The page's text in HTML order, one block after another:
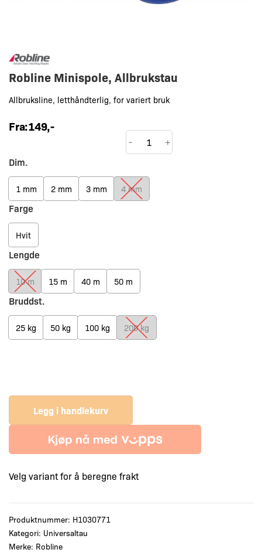
Robline Minispole, Allbrukstau
Allbruksline, letthåndterlig, for variert bruk
Fra:149,-
Robline
Minispole,
antall
- +
Dim.
1 mm 2 mm 3 mm 4 mm
Farge
Hvit
Lengde
10 m 15 m 40 m 50 m
Bruddst.
25 kg 50 kg 100 kg 200 kg
Legg i handlekurv
Velg variant for å beregne frakt
Produktnummer: H1030771
Kategori: Universaltau
Merke: Robline